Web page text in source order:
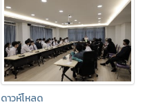
ดาวห์โหลด